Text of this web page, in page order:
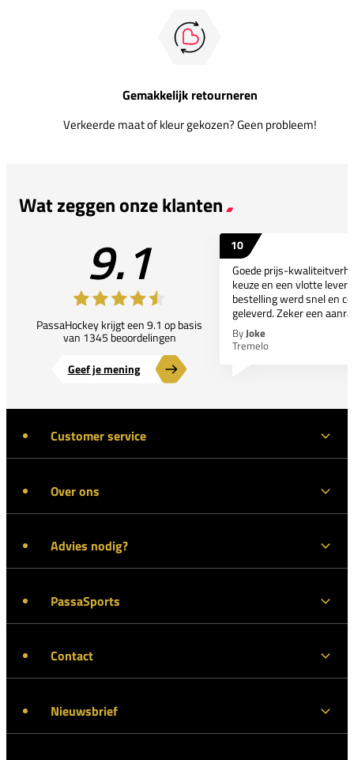
Gemakkelijk retourneren
Verkeerde maat of kleur gekozen? Geen probleem!
Wat zeggen onze klanten
9.1
PassaHockey krijgt een 9.1 op basis
van 1345 beoordelingen
Geef je mening
10
Goede prijs-
keuze en een vlotte
bestelling werd snel en
geleverd. Zeker een
ByJoke
Tremelo
Customer service
Over ons
Advies nodig?
PassaSports
Contact
Nieuwsbrief